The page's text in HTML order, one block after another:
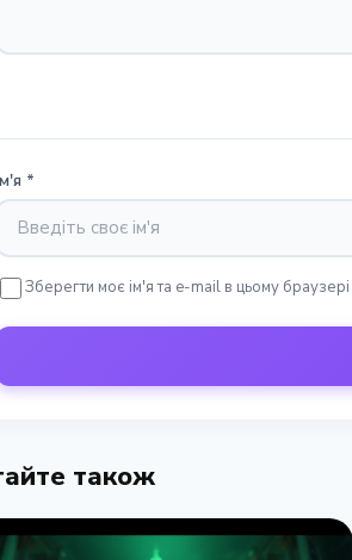
*
Зберегти моє ім'я та e-mail в цьому
також